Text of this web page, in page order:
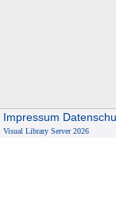
Impressum
Visual Library Server 2026